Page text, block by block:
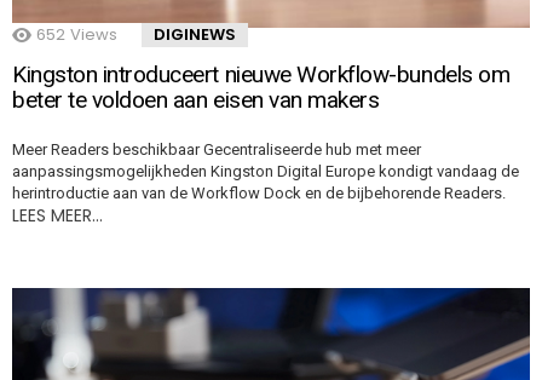
652 Views DIGINEWS
Kingston introduceert nieuwe Workflow-bundels om
beter te voldoen aan eisen van makers
Meer Readers beschikbaar Gecentraliseerde hub met meer
aanpassingsmogelijkheden Kingston Digital Europe kondigt vandaag de
herintroductie aan van de Workflow Dock en de bijbehorende Readers.
LEES MEER…